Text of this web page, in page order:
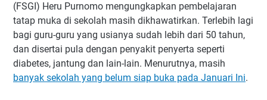
(FSGI) Heru Purnomo mengungkapkan pembelajaran
tatap muka di sekolah masih dikhawatirkan. Terlebih lagi
bagi guru-guru yang usianya sudah lebih dari 50 tahun,
dan disertai pula dengan penyakit penyerta seperti
diabetes, jantung dan lain-lain. Menurutnya, masih
banyak sekolah yang belum siap buka pada Januari Ini.